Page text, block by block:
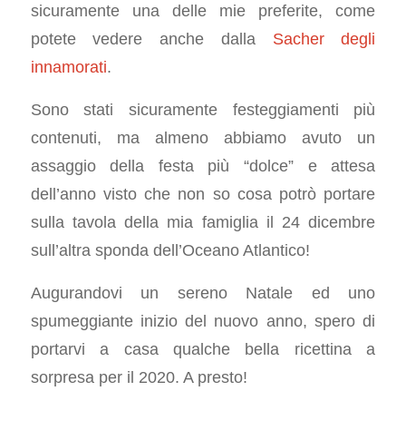
sicuramente una delle mie preferite, come
potete vedere anche dalla Sacher degli
innamorati.
Sono stati sicuramente festeggiamenti più
contenuti, ma almeno abbiamo avuto un
assaggio della festa più “dolce” e attesa
dell’anno visto che non so cosa potrò portare
sulla tavola della mia famiglia il 24 dicembre
sull’altra sponda dell’Oceano Atlantico!
Augurandovi un sereno Natale ed uno
spumeggiante inizio del nuovo anno, spero di
portarvi a casa qualche bella ricettina a
sorpresa per il 2020. A presto!